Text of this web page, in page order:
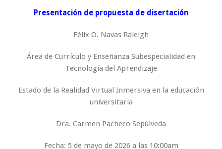
Presentación de propuesta de disertación
Félix O. Navas Raleigh
Área de Currículo y Enseñanza Subespecialidad en
Tecnología del Aprendizaje
Estado de la Realidad Virtual Inmersiva en la educación
universitaria
Dra. Carmen Pacheco Sepúlveda
Fecha: 5 de mayo de 2026 a las 10:00am